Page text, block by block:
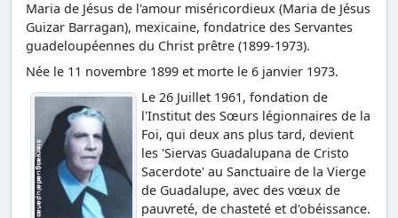
Maria de Jésus de l'amour miséricordieux (Maria de Jésus
Guizar Barragan), mexicaine, fondatrice des Servantes
guadeloupéennes du Christ prêtre (1899-1973).
Née le 11 novembre 1899 et morte le 6 janvier 1973.
Le 26 Juillet 1961, fondation de
l'Institut des Sœurs légionnaires de la
Foi, qui deux ans plus tard, devient
les 'Siervas Guadalupana de Cristo
Sacerdote' au Sanctuaire de la Vierge
de Guadalupe, avec des vœux de
pauvreté, de chasteté et d'obéissance.